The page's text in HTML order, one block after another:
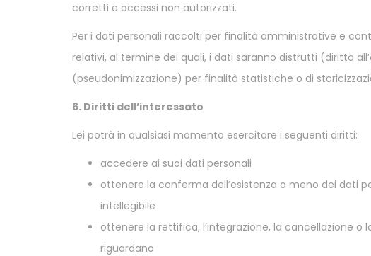
corretti e accessi non autorizzati.
Per i dati personali raccolti per finalità amministrative e
relativi, al termine dei quali, i dati saranno distrutti (diritto
(pseudonimizzazione) per finalità statistiche o di
6. Diritti dell’interessato
Lei potrà in qualsiasi momento esercitare i seguenti diritti:
accedere ai suoi dati personali
ottenere la conferma dell’esistenza o meno dei dati
intellegibile
ottenere la rettifica, l’integrazione, la cancellazione
riguardano